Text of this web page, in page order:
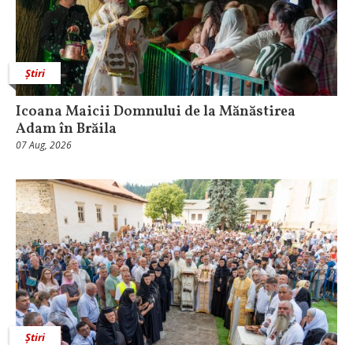
Știri
Icoana Maicii Domnului de la Mănăstirea
Adam în Brăila
07 Aug, 2026
Știri